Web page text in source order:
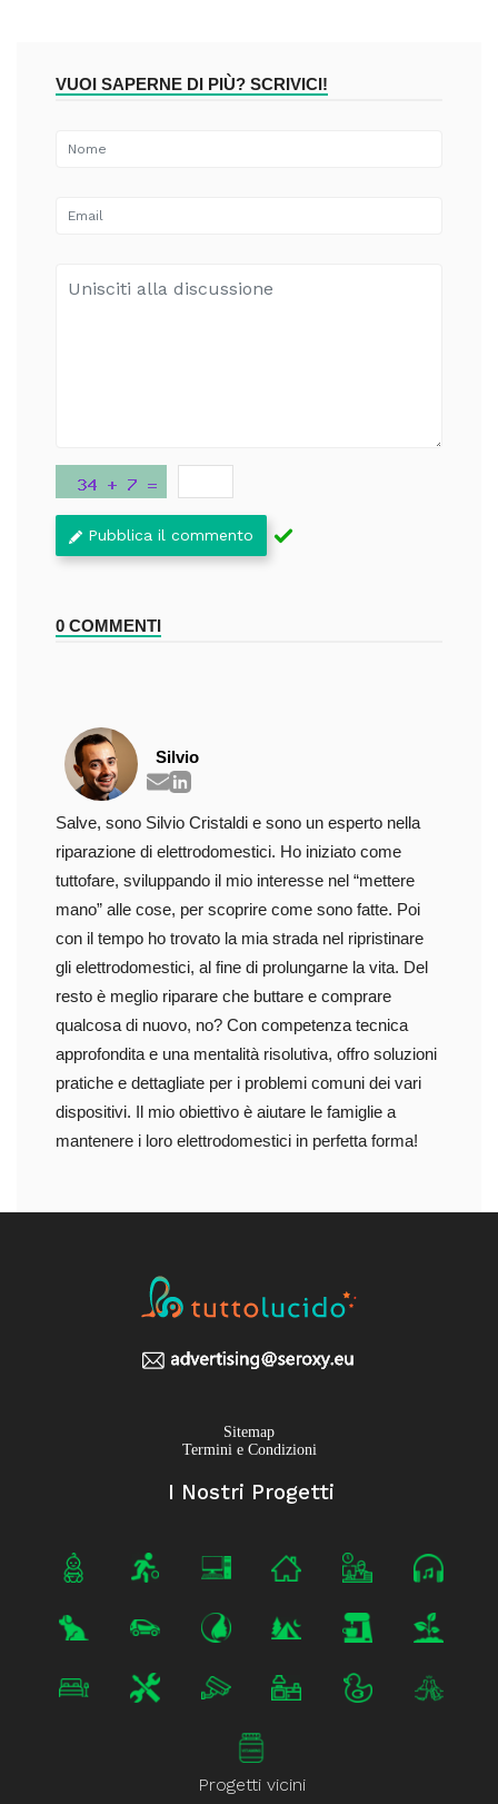
VUOI SAPERNE DI PIÙ? SCRIVICI!
Pubblica il commento
0 COMMENTI
Silvio
Salve, sono Silvio Cristaldi e sono un esperto nella
riparazione di elettrodomestici. Ho iniziato come
tuttofare, sviluppando il mio interesse nel “mettere
mano” alle cose, per scoprire come sono fatte. Poi
con il tempo ho trovato la mia strada nel ripristinare
gli elettrodomestici, al fine di prolungarne la vita. Del
resto è meglio riparare che buttare e comprare
qualcosa di nuovo, no? Con competenza tecnica
approfondita e una mentalità risolutiva, offro soluzioni
pratiche e dettagliate per i problemi comuni dei vari
dispositivi. Il mio obiettivo è aiutare le famiglie a
mantenere i loro elettrodomestici in perfetta forma!
Sitemap
Termini e Condizioni
I Nostri Progetti
Progetti vicini